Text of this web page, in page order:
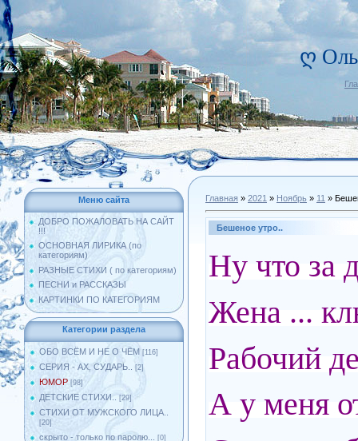
ღ
Меню сайта
ДОБРО ПОЖАЛОВАТЬ НА САЙТ
!!!
ОСНОВНАЯ ЛИРИКА (по
категориям)
РАЗНЫЕ СТИХИ ( по категориям)
ПЕСНИ и РАССКАЗЫ
КАРТИНКИ ПО КАТЕГОРИЯМ
Категории раздела
ОБО ВСЁМ И НЕ О ЧЁМ [116]
СЕРИЯ - АХ, СУДАРЬ.. [2]
ЮМОР [98]
ДЕТСКИЕ СТИХИ.. [29]
СТИХИ ОТ МУЖСКОГО ЛИЦА..
[20]
скрыто - только по паролю... [0]
Главная » 2021 » Ноябрь » 11 »
Бешеное утро..
Ну что за
Жена ...
Рабочий
А у меня